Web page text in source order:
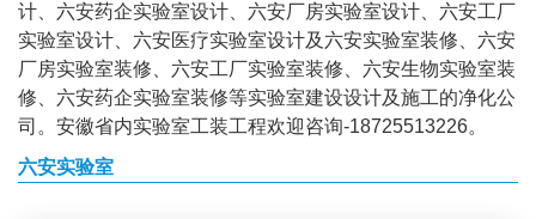
计、六安药企实验室设计、六安厂房实验室设计、六安工厂
实验室设计、六安医疗实验室设计及六安实验室装修、六安
厂房实验室装修、六安工厂实验室装修、六安生物实验室装
修、六安药企实验室装修等实验室建设设计及施工的净化公
司。安徽省内实验室工装工程欢迎咨询-18725513226。
六安实验室